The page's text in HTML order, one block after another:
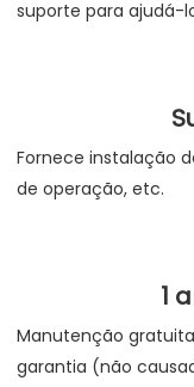
suporte para ajudá-
Fornece instalação
de operação, etc.
1
Manutenção
garantia (não